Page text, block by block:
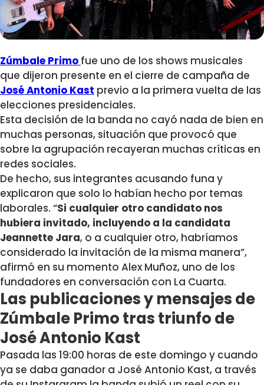
Zúmbale Primo fue uno de los shows musicales
que dijeron presente en el cierre de campaña de
José Antonio Kast previo a la primera vuelta de las
elecciones presidenciales.
Esta decisión de la banda no cayó nada de bien en
muchas personas, situación que provocó que
sobre la agrupación recayeran muchas críticas en
redes sociales.
De hecho, sus integrantes acusando funa y
explicaron que solo lo habían hecho por temas
laborales. “Si cualquier otro candidato nos
hubiera invitado, incluyendo a la candidata
Jeannette Jara, o a cualquier otro, habríamos
considerado la invitación de la misma manera”,
afirmó en su momento Alex Muñoz, uno de los
fundadores en conversación con La Cuarta.
Las publicaciones y mensajes de
Zúmbale Primo tras triunfo de
José Antonio Kast
Pasada las 19:00 horas de este domingo y cuando
ya se daba ganador a José Antonio Kast, a través